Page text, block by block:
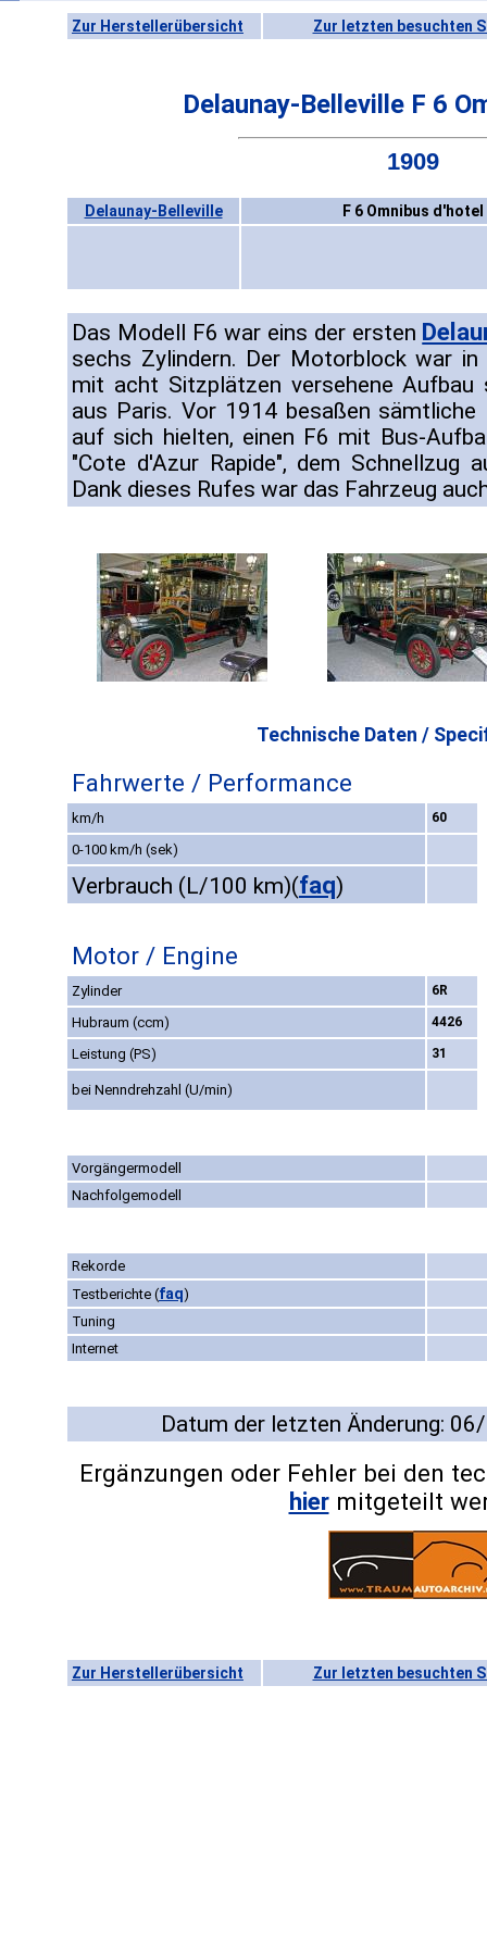
Zur Herstellerübersicht Zur letzten besuchten
Delaunay-Belleville F 6
1909
Delaunay-Belleville F 6 Omnibus d'hotel
Das Modell F6 war eins der ersten
sechs Zylindern. Der Motorblock war
mit acht Sitzplätzen versehene
aus Paris. Vor 1914 besaßen
auf sich hielten, einen F6 mit Bus-
"Cote d'Azur Rapide", dem Schnellzug
Dank dieses Rufes war das Fahrzeug
Technische Daten /
Fahrwerte / Performance
km/h 60
0-100 km/h (sek)
Verbrauch (L/100 km)(faq)
Motor / Engine
Zylinder 6R
Hubraum (ccm) 4426
Leistung (PS) 31
bei Nenndrehzahl (U/min)
Vorgängermodell
Nachfolgemodell
Rekorde
Testberichte (faq)
Tuning
Internet
Datum der letzten Änderung:
Ergänzungen oder Fehler bei den
hiermitgeteilt
Zur Herstellerübersicht Zur letzten besuchten